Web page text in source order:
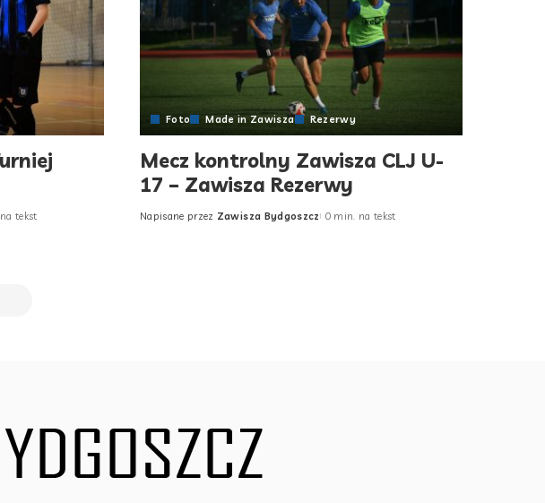
tekst
Foto Made in Zawisza Rezerwy
Mecz kontrolny Zawisza CLJ U-
17 – Zawisza Rezerwy
Posted
Napisane przez Zawisza Bydgoszcz 0 min. na tekst